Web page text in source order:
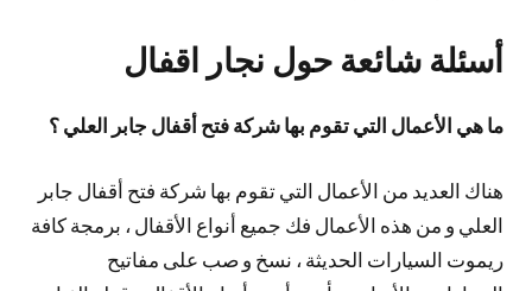
أسئلة شائعة حول نجار اقفال
ما هي الأعمال التي تقوم بها شركة فتح أقفال جابر العلي ؟
هناك العديد من الأعمال التي تقوم بها شركة فتح أقفال جابر
العلي و من هذه الأعمال فك جميع أنواع الأقفال ، برمجة كافة
ريموت السيارات الحديثة ، نسخ و صب على مفاتيح